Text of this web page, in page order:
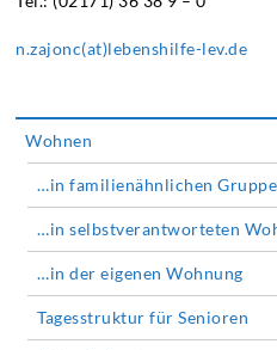
n.zajonc(at)lebenshilfe-lev.de
Wohnen
…in familienähnlichen
…in selbstverantworteten
…in der eigenen Wohnung
Tagesstruktur für Senioren